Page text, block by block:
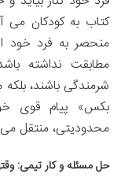
کتاب به کودکان
منحصر به فرد خود
مطابقت نداشته
شرمندگی باشند،
بکس» پیام قوی
محدودیتی، منتقل
حل مسئله و کار تیمی: